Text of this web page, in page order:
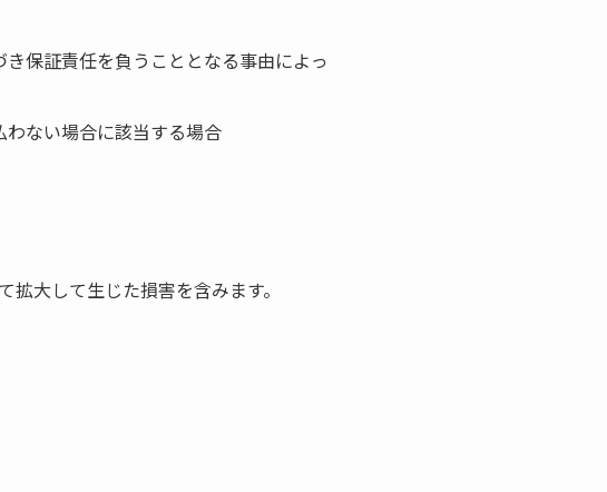
保証責任を負うこととなる事由によっ
ない場合に該当する場合
大して生じた損害を含みます。